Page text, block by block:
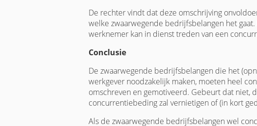
De rechter vindt dat deze omschrijving
welke zwaarwegende bedrijfsbelangen het
werknemer kan in dienst treden van een
Conclusie
De zwaarwegende bedrijfsbelangen die het
werkgever noodzakelijk maken, moeten heel
omschreven en gemotiveerd. Gebeurt dat niet,
concurrentiebeding zal vernietigen of (in kort
Als de zwaarwegende bedrijfsbelangen wel